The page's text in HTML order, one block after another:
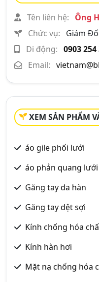
Tên liên hệ:
Ông
Chức vụ:
Giám
Di động: 0903 254
Email:
XEM SẢN PHẨM
áo gile phối lưới
áo phản quang lưới
Găng tay da hàn
Găng tay dệt sợi
Kính chống hóa
Kính hàn hơi
Mặt nạ chống hóa